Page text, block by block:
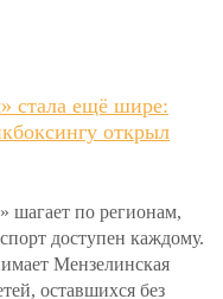
стала ещё шире:
открыл
шагает по регионам,
доступен каждому.
Мензелинская
оставшихся без